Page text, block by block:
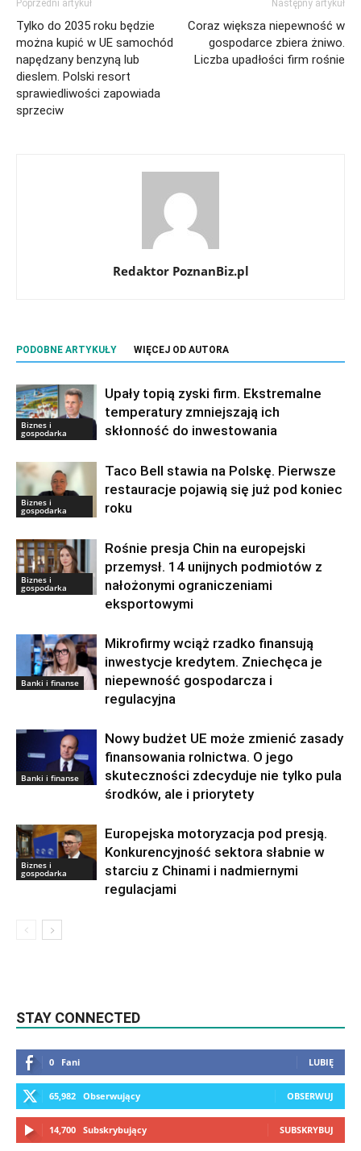
Poprzedni artykuł
Tylko do 2035 roku będzie
można kupić w UE samochód
napędzany benzyną lub
dieslem. Polski resort
sprawiedliwości zapowiada
sprzeciw
Następny artykuł
Coraz większa niepewność w
gospodarce zbiera żniwo.
Liczba upadłości firm rośnie
Redaktor PoznanBiz.pl
PODOBNE ARTYKUŁY WIĘCEJ OD AUTORA
Biznes i
gospodarka
Upały topią zyski firm. Ekstremalne
temperatury zmniejszają ich
skłonność do inwestowania
Biznes i
gospodarka
Taco Bell stawia na Polskę. Pierwsze
restauracje pojawią się już pod koniec
roku
Biznes i
gospodarka
Rośnie presja Chin na europejski
przemysł. 14 unijnych podmiotów z
nałożonymi ograniczeniami
eksportowymi
Banki i finanse
Mikrofirmy wciąż rzadko finansują
inwestycje kredytem. Zniechęca je
niepewność gospodarcza i
regulacyjna
Banki i finanse
Nowy budżet UE może zmienić zasady
finansowania rolnictwa. O jego
skuteczności zdecyduje nie tylko pula
środków, ale i priorytety
Biznes i
gospodarka
Europejska motoryzacja pod presją.
Konkurencyjność sektora słabnie w
starciu z Chinami i nadmiernymi
regulacjami
STAY CONNECTED
0 Fani LUBIĘ
65,982 Obserwujący OBSERWUJ
14,700 Subskrybujący SUBSKRYBUJ